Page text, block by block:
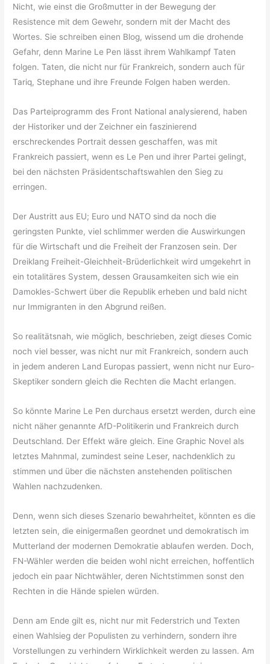
Nicht, wie einst die Großmutter in der Bewegung der
Resistence mit dem Gewehr, sondern mit der Macht des
Wortes. Sie schreiben einen Blog, wissend um die drohende
Gefahr, denn Marine Le Pen lässt ihrem Wahlkampf Taten
folgen. Taten, die nicht nur für Frankreich, sondern auch für
Tariq, Stephane und ihre Freunde Folgen haben werden.
Das Parteiprogramm des Front National analysierend, haben
der Historiker und der Zeichner ein faszinierend
erschreckendes Portrait dessen geschaffen, was mit
Frankreich passiert, wenn es Le Pen und ihrer Partei gelingt,
bei den nächsten Präsidentschaftswahlen den Sieg zu
erringen.
Der Austritt aus EU; Euro und NATO sind da noch die
geringsten Punkte, viel schlimmer werden die Auswirkungen
für die Wirtschaft und die Freiheit der Franzosen sein. Der
Dreiklang Freiheit-Gleichheit-Brüderlichkeit wird umgekehrt in
ein totalitäres System, dessen Grausamkeiten sich wie ein
Damokles-Schwert über die Republik erheben und bald nicht
nur Immigranten in den Abgrund reißen.
So realitätsnah, wie möglich, beschrieben, zeigt dieses Comic
noch viel besser, was nicht nur mit Frankreich, sondern auch
in jedem anderen Land Europas passiert, wenn nicht nur Euro-
Skeptiker sondern gleich die Rechten die Macht erlangen.
So könnte Marine Le Pen durchaus ersetzt werden, durch eine
nicht näher genannte AfD-Politikerin und Frankreich durch
Deutschland. Der Effekt wäre gleich. Eine Graphic Novel als
letztes Mahnmal, zumindest seine Leser, nachdenklich zu
stimmen und über die nächsten anstehenden politischen
Wahlen nachzudenken.
Denn, wenn sich dieses Szenario bewahrheitet, könnten es die
letzten sein, die einigermaßen geordnet und demokratisch im
Mutterland der modernen Demokratie ablaufen werden. Doch,
FN-Wähler werden die beiden wohl nicht erreichen, hoffentlich
jedoch ein paar Nichtwähler, deren Nichtstimmen sonst den
Rechten in die Hände spielen würden.
Denn am Ende gilt es, nicht nur mit Federstrich und Texten
einen Wahlsieg der Populisten zu verhindern, sondern ihre
Vorstellungen zu verhindern Wirklichkeit werden zu lassen. Am